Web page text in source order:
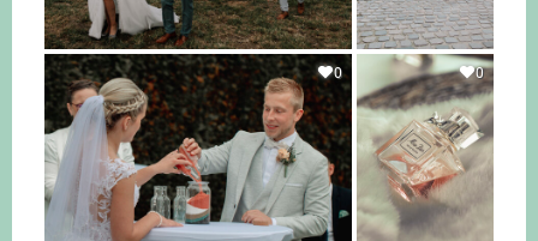
0 0